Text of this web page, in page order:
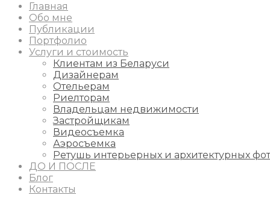
Главная
Обо мне
Публикации
Портфолио
Услуги и стоимость
Клиентам из Беларуси
Дизайнерам
Отельерам
Риелторам
Владельцам недвижимости
Застройщикам
Видеосъемка
Аэросъемка
Ретушь интерьерных и архитектурных
ДО И ПОСЛЕ
Блог
Контакты